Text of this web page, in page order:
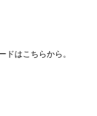
ドはこちらから。